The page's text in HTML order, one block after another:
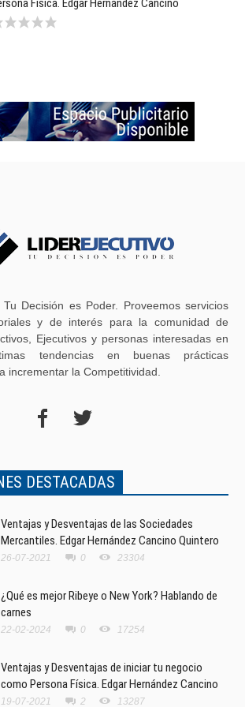
Física. Edgar Hernández Cancino
Tu Decisión es Poder. Proveemos servicios
y de interés para la comunidad de
Ejecutivos y personas interesadas en
tendencias en buenas prácticas
incrementar la Competitividad.
DESTACADAS
Ventajas y Desventajas de las Sociedades
Mercantiles. Edgar Hernández Cancino Quintero
26-07-2021 0 23304
¿Qué es mejor Ribeye o New York? Hablando de
carnes
22-02-2024 0 17254
Ventajas y Desventajas de iniciar tu negocio
como Persona Física. Edgar Hernández Cancino
19-07-2021 2 13287